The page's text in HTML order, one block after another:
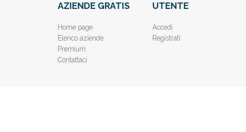
AZIENDE GRATIS
Home page
Elenco aziende
Premium
Contattaci
UTENTE
Accedi
Registrati